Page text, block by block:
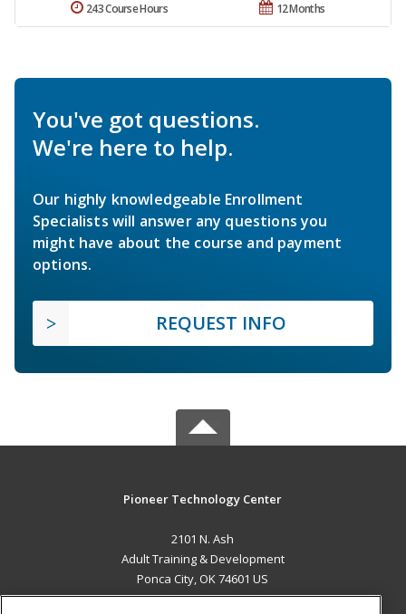
12 Months
243 Course Hours
You've got questions.
We're here to help.
Our highly knowledgeable Enrollment
Specialists will answer any questions you
might have about the course and payment
options.
REQUEST INFO
Pioneer Technology Center
2101 N. Ash
Adult Training & Development
Ponca City, OK 74601 US